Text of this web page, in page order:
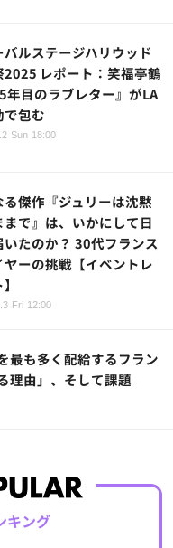
バルステージハリウッド
2025 レポート：笑福亭鶴
年目のラブレター』がLA
で包む
Sun 18:00
る傑作『ジュリーは沈黙
まで』は、いかにして日
いたのか？ 30代フランス
ヤーの挑戦【イベントレ
Fri 12:00
最も多く配給するフラン
理由」、そして課題
キング